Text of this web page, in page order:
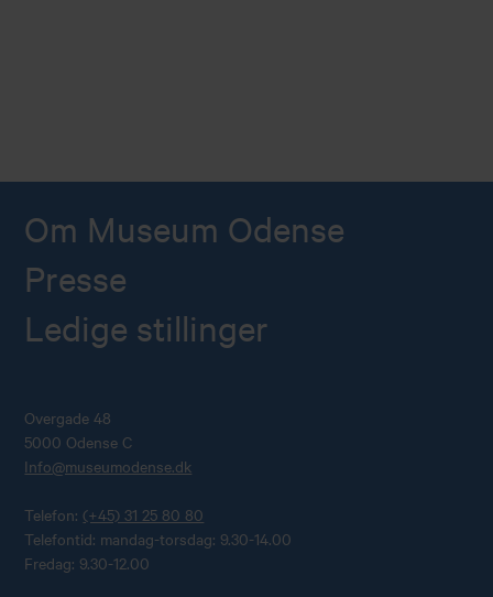
Om Museum Odense
Presse
Ledige stillinger
Overgade 48
5000 Odense C
Info@museumodense.dk
Telefon: (+45) 31 25 80 80
Telefontid: mandag-torsdag: 9.30-14.00
Fredag: 9.30-12.00